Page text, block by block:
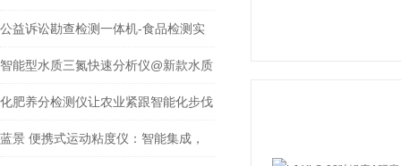
公益诉讼勘查检测一体机-食品检测实
验室仪器设备介绍
智能型水质三氮快速分析仪@新款水质
三氮分析仪器
化肥养分检测仪让农业紧跟智能化步伐
蓝景 便携式运动粘度仪：智能集成，